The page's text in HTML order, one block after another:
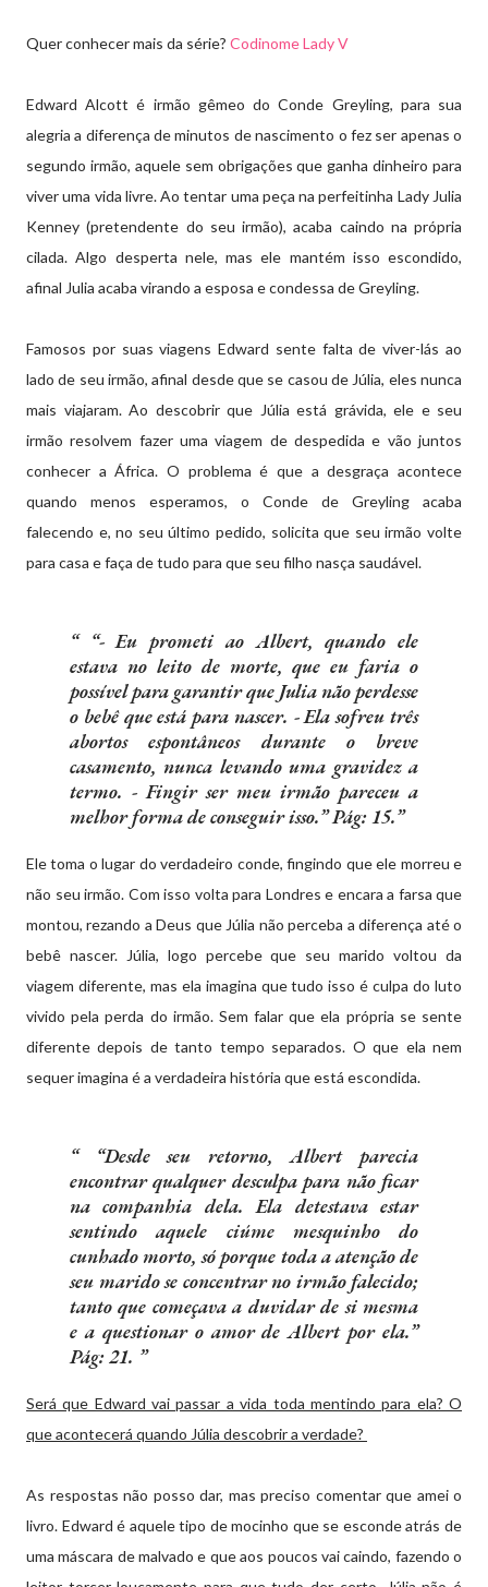
Quer conhecer mais da série? Codinome Lady V
Edward Alcott é irmão gêmeo do Conde Greyling, para sua
alegria a diferença de minutos de nascimento o fez ser apenas o
segundo irmão, aquele sem obrigações que ganha dinheiro para
viver uma vida livre. Ao tentar uma peça na perfeitinha Lady Julia
Kenney (pretendente do seu irmão), acaba caindo na própria
cilada. Algo desperta nele, mas ele mantém isso escondido,
afinal Julia acaba virando a esposa e condessa de Greyling.
Famosos por suas viagens Edward sente falta de viver-lás ao
lado de seu irmão, afinal desde que se casou de Júlia, eles nunca
mais viajaram. Ao descobrir que Júlia está grávida, ele e seu
irmão resolvem fazer uma viagem de despedida e vão juntos
conhecer a África. O problema é que a desgraça acontece
quando menos esperamos, o Conde de Greyling acaba
falecendo e, no seu último pedido, solicita que seu irmão volte
para casa e faça de tudo para que seu filho nasça saudável.
“- Eu prometi ao Albert, quando ele
estava no leito de morte, que eu faria o
possível para garantir que Julia não perdesse
o bebê que está para nascer. - Ela sofreu três
abortos espontâneos durante o breve
casamento, nunca levando uma gravidez a
termo. - Fingir ser meu irmão pareceu a
melhor forma de conseguir isso.” Pág: 15.
Ele toma o lugar do verdadeiro conde, fingindo que ele morreu e
não seu irmão. Com isso volta para Londres e encara a farsa que
montou, rezando a Deus que Júlia não perceba a diferença até o
bebê nascer. Júlia, logo percebe que seu marido voltou da
viagem diferente, mas ela imagina que tudo isso é culpa do luto
vivido pela perda do irmão. Sem falar que ela própria se sente
diferente depois de tanto tempo separados. O que ela nem
sequer imagina é a verdadeira história que está escondida.
“Desde seu retorno, Albert parecia
encontrar qualquer desculpa para não ficar
na companhia dela. Ela detestava estar
sentindo aquele ciúme mesquinho do
cunhado morto, só porque toda a atenção de
seu marido se concentrar no irmão falecido;
tanto que começava a duvidar de si mesma
e a questionar o amor de Albert por ela.”
Pág: 21.
Será que Edward vai passar a vida toda mentindo para ela? O
que acontecerá quando Júlia descobrir a verdade?
As respostas não posso dar, mas preciso comentar que amei o
livro. Edward é aquele tipo de mocinho que se esconde atrás de
uma máscara de malvado e que aos poucos vai caindo, fazendo o